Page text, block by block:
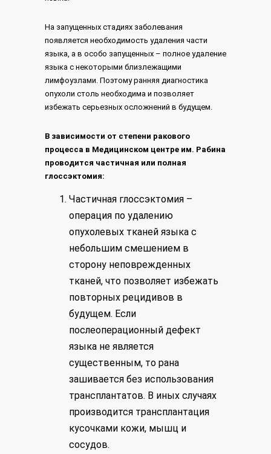
На запущенных стадиях заболевания
появляется необходимость удаления части
языка, а в особо запущенных – полное удаление
языка с некоторыми близлежащими
лимфоузлами. Поэтому ранняя диагностика
опухоли столь необходима и позволяет
избежать серьезных осложнений в будущем.
В зависимости от степени ракового
процесса в Медицинском центре им. Рабина
проводится частичная или полная
глоссэктомия:
Частичная глоссэктомия –
операция по удалению
опухолевых тканей языка с
небольшим смешением в
сторону неповрежденных
тканей, что позволяет избежать
повторных рецидивов в
будущем. Если
послеоперационный дефект
языка не является
существенным, то рана
зашивается без использования
трансплантатов. В иных случаях
производится трансплантация
кусочками кожи, мышц и
сосудов.